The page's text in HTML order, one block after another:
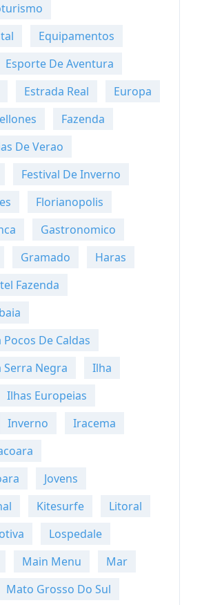
Equipamentos
Esporte De Aventura
Estrada Real
Europa
Fazenda
De Verao
Festival De Inverno
Florianopolis
Gastronomico
Gramado
Haras
Fazenda
De Caldas
Serra Negra
Ilha
Ilhas Europeias
Inverno
Iracema
Jovens
Kitesurfe
Litoral
Lospedale
Main Menu
Mar
Mato Grosso Do Sul